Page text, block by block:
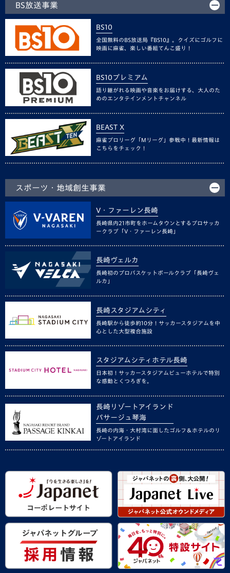
BS放送事業
BS10
全国無料のBS放送局『BS10』。クイズにゴルフに
映画に麻雀、楽しい番組てんこ盛り！
BS10プレミアム
語り継がれる映画や音楽をお届けする、大人のた
めのエンタテインメントチャンネル
BEAST X
麻雀プロリーグ「Mリーグ」参戦中！最新情報は
こちらをチェック！
スポーツ・地域創生事業
V・ファーレン長崎
長崎県内21市町をホームタウンとするプロサッカ
ークラブ「V・ファーレン長崎」
長崎ヴェルカ
長崎初のプロバスケットボールクラブ「長崎ヴェ
ルカ」
長崎スタジアムシティ
長崎駅から徒歩約10分！サッカースタジアムを中
心とした大型複合施設
スタジアムシティホテル長崎
日本初！サッカースタジアムビューホテルで特別
な感動とくつろぎを。
長崎リゾートアイランド
パサージュ琴海
長崎の内海・大村湾に面したゴルフ＆ホテルのリ
ゾートアイランド